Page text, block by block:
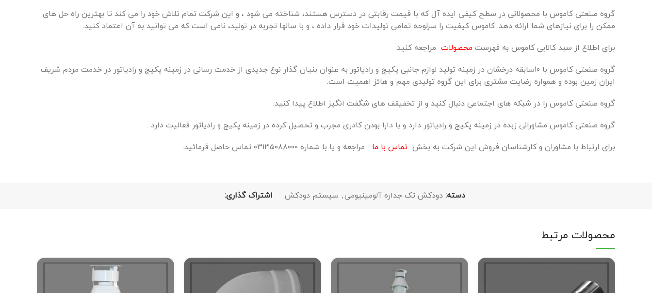
گروه صنعتی کاموس با محصولاتی در سطح کیفی ایده آل که با قیمت رقابتی در دسترس هستند، شناخته می شود ، و این شرکت تمام تلاش خود را می کند تا بهترین راه حل های
ممکن را برای نیازهای شما ارائه دهد. کاموس کیفیت را سرلوحه تمامی تولیدات خود قرار داده ، و با سالها تجربه در تولید، نامی است که می توانید به آن اعتماد کنید.
برای اطلاع از سبد کالایی کاموس به فهرست محصولات مراجعه کنید.
گروه صنعتی کاموس با ۱۰سابقه درخشان در زمینه تولید لوازم جانبی پکیج و رادیاتور به عنوان بنیان گذار نوع جدیدی از خدمت رسانی در زمینه پکیج و رادیاتور در خدمت مردم شریف
ایران زمین بوده و همواره رضایت مشتری برای این گروه تولیدی مهم و هائز اهمیت است.
گروه صنعتی کاموس را در شبکه های اجتماعی دنبال کنید و از تخفیقف های شگفت انگیز اطلاع پیدا کنید.
گروه صنعتی کاموس مشاورانی زبده در زمینه پکیج و رادیاتور دارد و با دارا بودن کادری مجرب و تحصیل کرده در زمینه پکیج و رادیاتور فعالیت دارد .
برای ارتباط با مشاوران و کارشناسان فروش این شرکت به بخش تماس با ما مراجعه و یا با شماره ۰۳۱۳۵۰۸۸۰۰۰ تماس حاصل فرمائید.
دسته: دودکش تک جداره آلومینیومی, سیستم دودکش اشتراک گذاری:
محصولات مرتبط